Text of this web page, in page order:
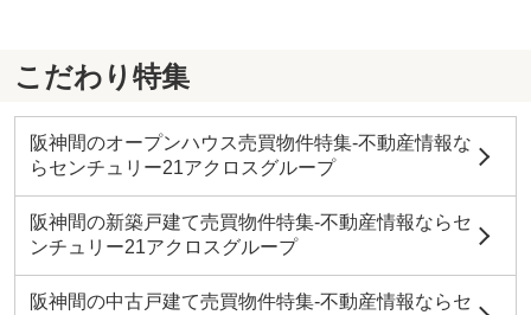
こだわり特集
阪神間のオープンハウス売買物件特集-不動産情報な
らセンチュリー21アクロスグループ
阪神間の新築戸建て売買物件特集-不動産情報ならセ
ンチュリー21アクロスグループ
阪神間の中古戸建て売買物件特集-不動産情報ならセ